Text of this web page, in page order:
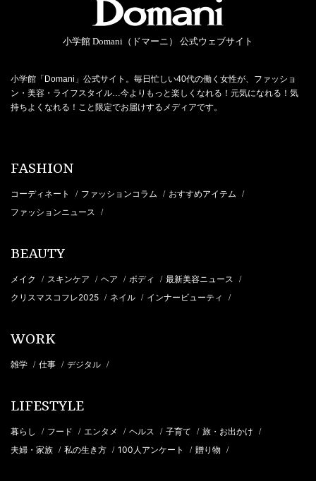
小学館 Domani（ドマーニ） 公式ウェブサイト
小学館「Domani」公式サイト。毎日忙しい40代の働く女性が、ファッショ
ン・美容・ライフスタイル…今よりもっと楽しくなれる！元気になれる！気
持ちよくなれる！こと限定でお届けするメディアです。
FASHION
コーディネート / ファッションコラム / おすすめアイテム /
ファッションニュース /
BEAUTY
メイク / スキンケア / ヘア / ボディ / 最新美容ニュース /
クリスマスコフレ2025 / ネイル / インナービューティ /
WORK
雑学 / 仕事 / デジタル /
LIFESTYLE
暮らし / フード / エンタメ / ヘルス / 子育て / 旅・お出かけ /
夫婦・家族 / 私の生き方 / 100人アンケート / 贈り物 /